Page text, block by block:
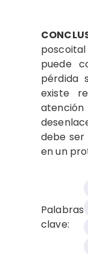
puede
pérdida
existe
debe ser
en un
Palabras
clave: